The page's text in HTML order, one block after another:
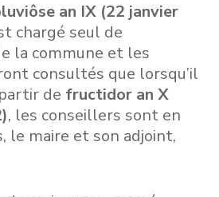
an IX (22 janvier
chargé seul de
la commune et les
consultés que lorsqu’il
de fructidor an X
, les conseillers sont en
le maire et son adjoint,